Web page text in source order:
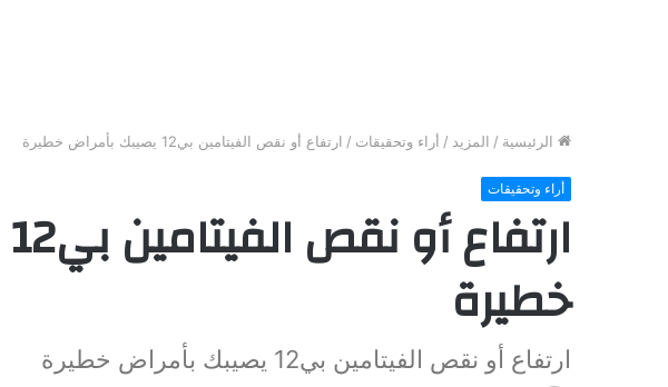
الرئيسية / المزيد / أراء وتحقيقات / ارتفاع أو نقص الفيتامين بي12 يصيبك بأمراض خطيرة
أراء وتحقيقات
خطيرة
ارتفاع أو نقص الفيتامين بي12 يصيبك بأمراض خطيرة